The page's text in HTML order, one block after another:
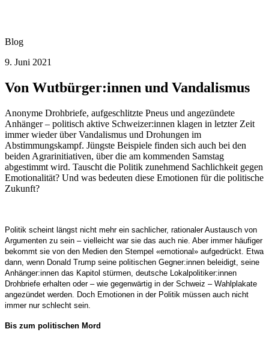
Blog
9. Juni 2021
Von Wutbürger:innen und Vandalismus
Anonyme Drohbriefe, aufgeschlitzte Pneus und angezündete
Anhänger – politisch aktive Schweizer:innen klagen in letzter Zeit
immer wieder über Vandalismus und Drohungen im
Abstimmungskampf. Jüngste Beispiele finden sich auch bei den
beiden Agrarinitiativen, über die am kommenden Samstag
abgestimmt wird. Tauscht die Politik zunehmend Sachlichkeit gegen
Emotionalität? Und was bedeuten diese Emotionen für die politische
Zukunft?
Politik scheint längst nicht mehr ein sachlicher, rationaler Austausch von
Argumenten zu sein – vielleicht war sie das auch nie. Aber immer häufiger
bekommt sie von den Medien den Stempel «emotional» aufgedrückt. Etwa
dann, wenn Donald Trump seine politischen Gegner:innen beleidigt, seine
Anhänger:innen das Kapitol stürmen, deutsche Lokalpolitiker:innen
Drohbriefe erhalten oder – wie gegenwärtig in der Schweiz – Wahlplakate
angezündet werden. Doch Emotionen in der Politik müssen auch nicht
immer nur schlecht sein.
Bis zum politischen Mord